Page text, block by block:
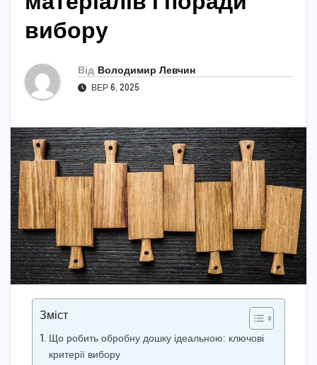
вибору
Від Володимир Левчин
ВЕР 6, 2025
Зміст
Що робить обробну дошку ідеальною: ключові
критерії вибору